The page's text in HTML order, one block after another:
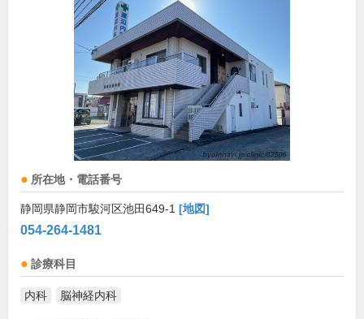
所在地・電話番号
静岡県静岡市駿河区池田649-1 [地図]
054-264-1481
診療科目
内科 脳神経内科